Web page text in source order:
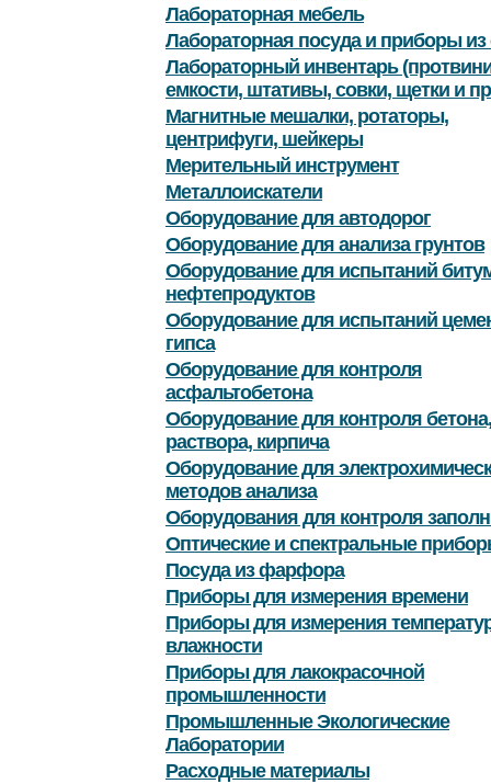
Лабораторная мебель
Лабораторная посуда и приборы из
Лабораторный инвентарь
емкости, штативы, совки, щетки и
Магнитные мешалки, ротаторы,
центрифуги, шейкеры
Мерительный инструмент
Металлоискатели
Оборудование для автодорог
Оборудование для анализа грунтов
Оборудование для испытаний
нефтепродуктов
Оборудование для испытаний
гипса
Оборудование для контроля
асфальтобетона
Оборудование для контроля бетона,
раствора, кирпича
Оборудование для
методов анализа
Оборудования для контроля
Оптические и спектральные
Посуда из фарфора
Приборы для измерения времени
Приборы для измерения
влажности
Приборы для лакокрасочной
промышленности
Промышленные Экологические
Лаборатории
Расходные материалы